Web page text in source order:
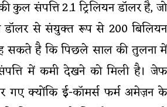
कुल संपत्ति 2.1 ट्रिलियन डॉलर है, जो
डॉलर से संयुक्त रूप से 200 बिलियन
सकते है कि पिछले साल की तुलना में
में कमी देखने को मिली है। जेफ
गए क्योंकि ई-कॉमर्स फर्म अमेज़न के